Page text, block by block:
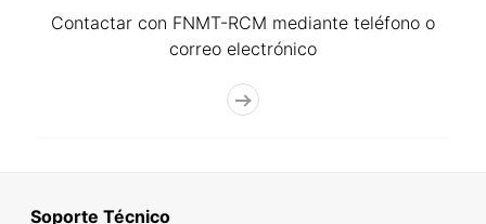
Contactar con FNMT-RCM mediante teléfono o
correo electrónico
Soporte Técnico